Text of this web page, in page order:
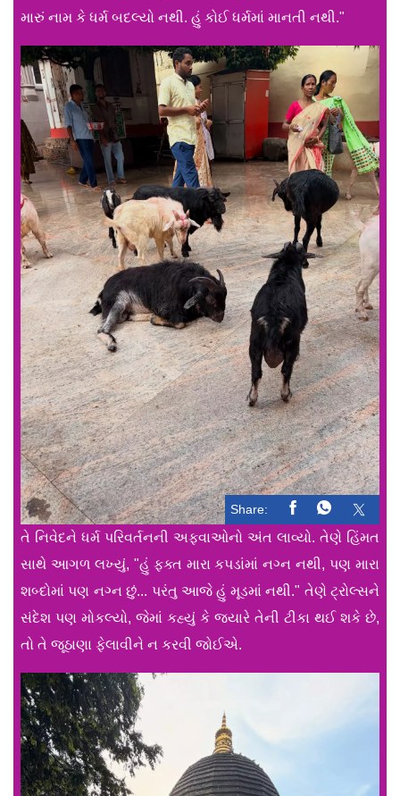
મારું નામ કે ધર્મ બદલ્યો નથી. હું કોઈ ધર્મમાં માનતી નથી."
Share:
તે નિવેદને ધર્મ પરિવર્તનની અફવાઓનો અંત લાવ્યો. તેણે હિંમત
સાથે આગળ લખ્યું, "હું ફક્ત મારા કપડાંમાં નગ્ન નથી, પણ મારા
શબ્દોમાં પણ નગ્ન છું... પરંતુ આજે હું મૂડમાં નથી." તેણે ટ્રોલ્સને
સંદેશ પણ મોકલ્યો, જેમાં કહ્યું કે જ્યારે તેની ટીકા થઈ શકે છે,
તો તે જૂઠાણા ફેલાવીને ન કરવી જોઈએ.